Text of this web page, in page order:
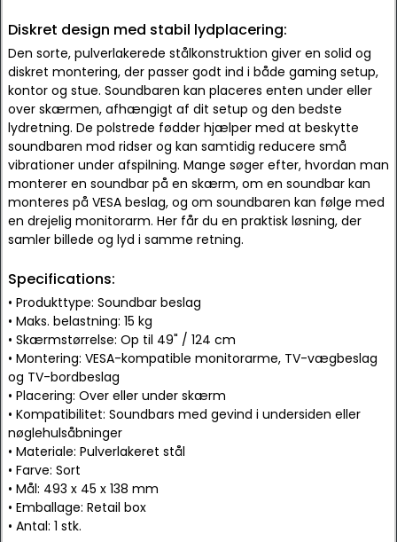
Diskret design med stabil lydplacering:
Den sorte, pulverlakerede stålkonstruktion giver en solid og
diskret montering, der passer godt ind i både gaming setup,
kontor og stue. Soundbaren kan placeres enten under eller
over skærmen, afhængigt af dit setup og den bedste
lydretning. De polstrede fødder hjælper med at beskytte
soundbaren mod ridser og kan samtidig reducere små
vibrationer under afspilning. Mange søger efter, hvordan man
monterer en soundbar på en skærm, om en soundbar kan
monteres på VESA beslag, og om soundbaren kan følge med
en drejelig monitorarm. Her får du en praktisk løsning, der
samler billede og lyd i samme retning.
Specifications:
• Produkttype: Soundbar beslag
• Maks. belastning: 15 kg
• Skærmstørrelse: Op til 49" / 124 cm
• Montering: VESA-kompatible monitorarme, TV-vægbeslag
og TV-bordbeslag
• Placering: Over eller under skærm
• Kompatibilitet: Soundbars med gevind i undersiden eller
nøglehulsåbninger
• Materiale: Pulverlakeret stål
• Farve: Sort
• Mål: 493 x 45 x 138 mm
• Emballage: Retail box
• Antal: 1 stk.